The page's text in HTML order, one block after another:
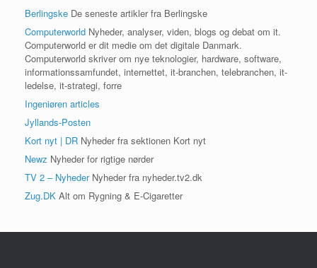
Berlingske De seneste artikler fra Berlingske
Computerworld Nyheder, analyser, viden, blogs og debat om it.
Computerworld er dit medie om det digitale Danmark.
Computerworld skriver om nye teknologier, hardware, software,
informationssamfundet, internettet, it-branchen, telebranchen, it-
ledelse, it-strategi, forre
Ingeniøren articles
Jyllands-Posten
Kort nyt | DR Nyheder fra sektionen Kort nyt
Newz Nyheder for rigtige nørder
TV 2 – NyhederNyheder fra nyheder.tv2.dk
Zug.DK Alt om Rygning & E-Cigaretter